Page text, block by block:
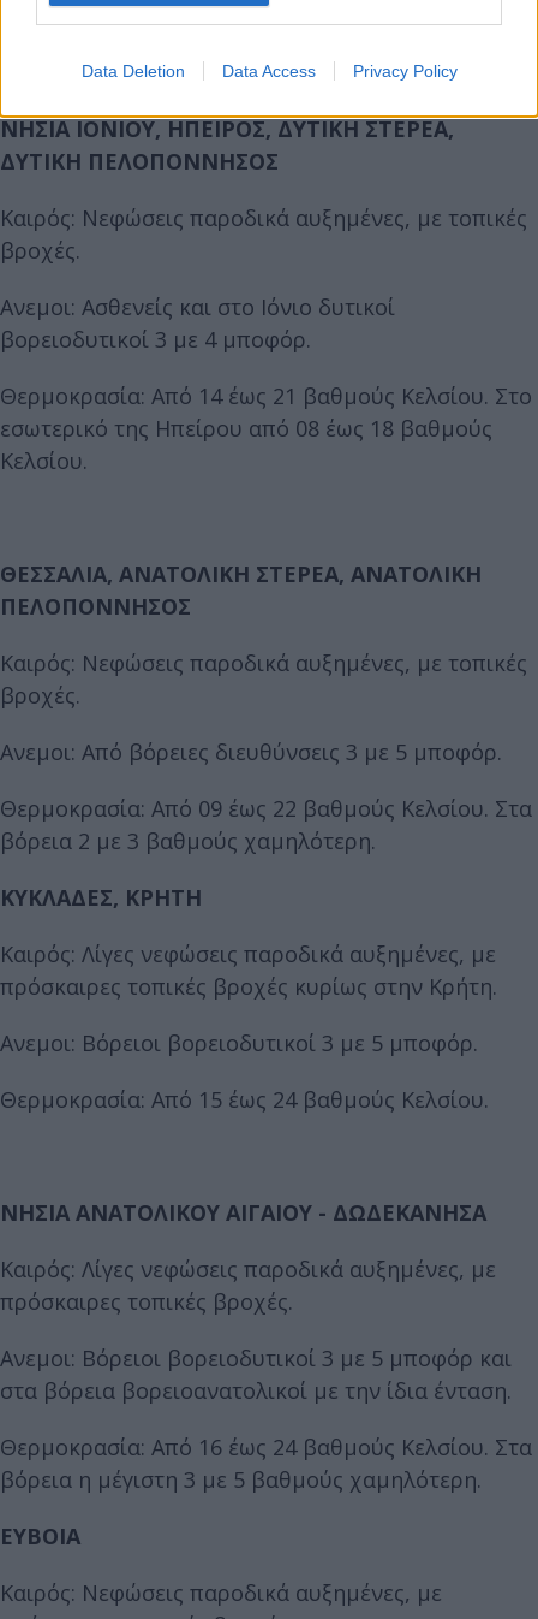
Data Deletion Data Access Privacy Policy
δυτική Μακεδονία από 04 έως 15 βαθμούς Κελσίου.
ΝΗΣΙΑ ΙΟΝΙΟΥ, ΗΠΕΙΡΟΣ, ΔΥΤΙΚΗ ΣΤΕΡΕΑ,
ΔΥΤΙΚΗ ΠΕΛΟΠΟΝΝΗΣΟΣ
Καιρός: Νεφώσεις παροδικά αυξημένες, με τοπικές
βροχές.
Ανεμοι: Ασθενείς και στο Ιόνιο δυτικοί
βορειοδυτικοί 3 με 4 μποφόρ.
Θερμοκρασία: Από 14 έως 21 βαθμούς Κελσίου. Στο
εσωτερικό της Ηπείρου από 08 έως 18 βαθμούς
Κελσίου.
ΘΕΣΣΑΛΙΑ, ΑΝΑΤΟΛΙΚΗ ΣΤΕΡΕΑ, ΑΝΑΤΟΛΙΚΗ
ΠΕΛΟΠΟΝΝΗΣΟΣ
Καιρός: Νεφώσεις παροδικά αυξημένες, με τοπικές
βροχές.
Ανεμοι: Από βόρειες διευθύνσεις 3 με 5 μποφόρ.
Θερμοκρασία: Από 09 έως 22 βαθμούς Κελσίου. Στα
βόρεια 2 με 3 βαθμούς χαμηλότερη.
ΚΥΚΛΑΔΕΣ, ΚΡΗΤΗ
Καιρός: Λίγες νεφώσεις παροδικά αυξημένες, με
πρόσκαιρες τοπικές βροχές κυρίως στην Κρήτη.
Ανεμοι: Βόρειοι βορειοδυτικοί 3 με 5 μποφόρ.
Θερμοκρασία: Από 15 έως 24 βαθμούς Κελσίου.
ΝΗΣΙΑ ΑΝΑΤΟΛΙΚΟΥ ΑΙΓΑΙΟΥ - ΔΩΔΕΚΑΝΗΣΑ
Καιρός: Λίγες νεφώσεις παροδικά αυξημένες, με
πρόσκαιρες τοπικές βροχές.
Ανεμοι: Βόρειοι βορειοδυτικοί 3 με 5 μποφόρ και
στα βόρεια βορειοανατολικοί με την ίδια ένταση.
Θερμοκρασία: Από 16 έως 24 βαθμούς Κελσίου. Στα
βόρεια η μέγιστη 3 με 5 βαθμούς χαμηλότερη.
ΕΥΒΟΙΑ
Καιρός: Νεφώσεις παροδικά αυξημένες, με